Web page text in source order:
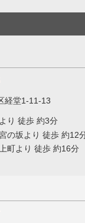
経堂1-11-13
り 徒歩 約3分
の坂より 徒歩 約12
町より 徒歩 約16分